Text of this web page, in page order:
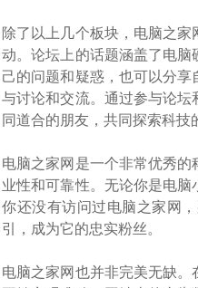
除了以上几个板块，电脑之
动。论坛上的话题涵盖了电
己的问题和疑惑，也可以分
与讨论和交流。通过参与论
同道合的朋友，共同探索科技
电脑之家网是一个非常优秀
业性和可靠性。无论你是电
你还没有访问过电脑之家网
引，成为它的忠实粉丝。
电脑之家网也并非完美无缺